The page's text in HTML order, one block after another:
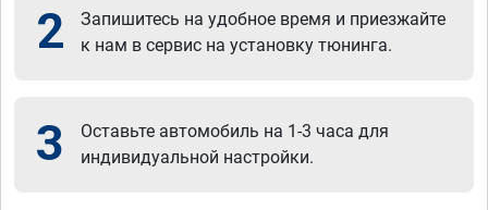
2
Запишитесь на удобное время и приезжайте
к нам в сервис на установку тюнинга.
3
Оставьте автомобиль на 1-3 часа для
индивидуальной настройки.